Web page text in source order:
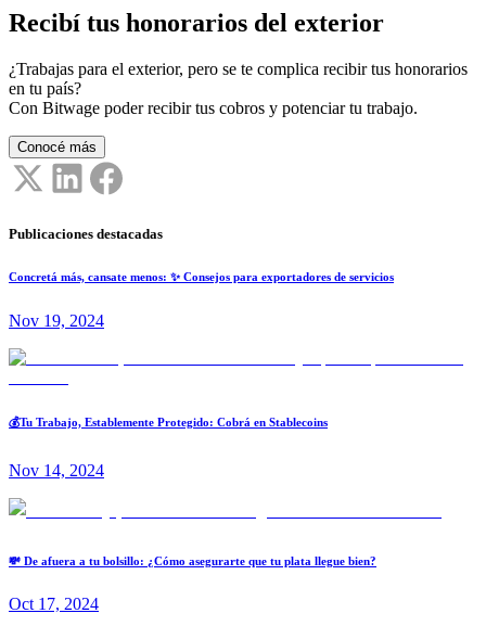
Recibí tus honorarios del exterior
¿Trabajas para el exterior, pero se te complica recibir tus honorarios
en tu país?
Con Bitwage poder recibir tus cobros y potenciar tu trabajo.
Conocé más
Publicaciones destacadas
Concretá más, cansate menos: ✨ Consejos para exportadores de servicios
Nov 19, 2024
💰Tu Trabajo, Establemente Protegido: Cobrá en Stablecoins
Nov 14, 2024
💸 De afuera a tu bolsillo: ¿Cómo asegurarte que tu plata llegue bien?
Oct 17, 2024